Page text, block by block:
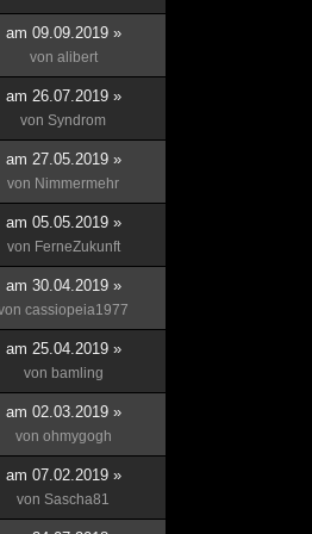
am 09.09.2019 »
von alibert
am 26.07.2019 »
von Syndrom
am 27.05.2019 »
von Nimmermehr
am 05.05.2019 »
von FerneZukunft
am 30.04.2019 »
cassiopeia1977
am 25.04.2019 »
von bamling
am 02.03.2019 »
von ohmygogh
am 07.02.2019 »
von Sascha81